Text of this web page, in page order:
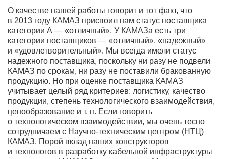
О качестве нашей работы говорит и тот факт, что
в 2013 году КАМАЗ присвоил нам статус поставщика
категории А — «отличный». У КАМАЗа есть три
категории поставщиков — «отличный», «надежный»
и «удовлетворительный». Мы всегда имели статус
надежного поставщика, поскольку ни разу не подвели
КАМАЗ по срокам, ни разу не поставили бракованную
продукцию. Но при оценке поставщика КАМАЗ
учитывает целый ряд критериев: логистику, качество
продукции, степень технологического взаимодействия,
ценообразование и т. п. Если говорить
о технологическом взаимодействии, мы очень тесно
сотрудничаем с Научно-техническим центром (НТЦ)
КАМАЗ. Порой вклад наших конструкторов
и технологов в разработку кабельной инфраструктуры